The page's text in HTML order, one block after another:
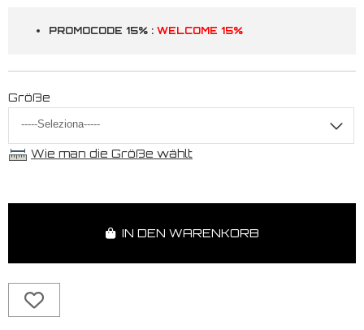
PROMOCODE 15% : WELCOME 15%
Größe
Wie man die Größe wählt
IN DEN WARENKORB